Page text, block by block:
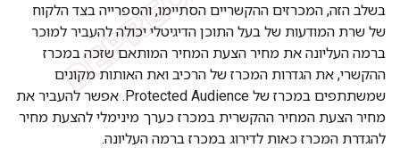
בשלב הזה, המכרזים ההקשריים הסתיימו, והספרייה בצד הלקוח
של שרת המודעות של בעל התוכן הדיגיטלי יכולה להעביר למוכר
ברמה העליונה את מחיר הצעת המחיר המותאם שזכה במכרז
ההקשרי, את הגדרות המכרז של הרכיב ואת האותות מקונים
שמשתתפים במכרז של Protected Audience. אפשר להעביר את
מחיר הצעת המחיר ההקשרית במכרז כערך מינימלי להצעת מחיר
להגדרת המכרז כאות לדירוג במכרז ברמה העליונה.